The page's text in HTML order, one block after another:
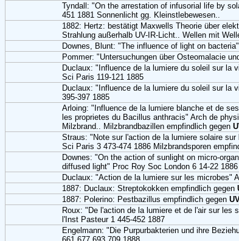
Tyndall: "On the arrestation of infusorial life by
451 1881 Sonnenlicht gg. Kleinstlebewesen..
1882: Hertz: bestätigt Maxwells Theorie über
Strahlung außerhalb UV-IR-Licht.. Wellen mit
Downes, Blunt: "The influence of light on
Pommer: "Untersuchungen über Osteomalacie
Duclaux: "Influence de la lumiere du soleil sur la
Sci Paris 119-121 1885
Duclaux: "Influence de la lumiere du soleil sur la
395-397 1885
Arloing: "Influence de la lumiere blanche et de
les proprietes du Bacillus anthracis" Arch de
Milzbrand.. Milzbrandbazillen empfindlich gegen
Straus: "Note sur l'action de la lumiere solaire
Sci Paris 3 473-474 1886 Milzbrandsporen
Downes: "On the action of sunlight on micro-
diffused light" Proc Roy Soc London 6 14-22 1886
Duclaux: "Action de la lumiere sur les microbes"
1887: Duclaux: Streptokokken empfindlich gegen
1887: Polerino: Pestbazillus empfindlich gegen
Roux: "De l'action de la lumiere et de l'air sur les
l'Inst Pasteur 1 445-452 1887
Engelmann: "Die Purpurbakterien und ihre